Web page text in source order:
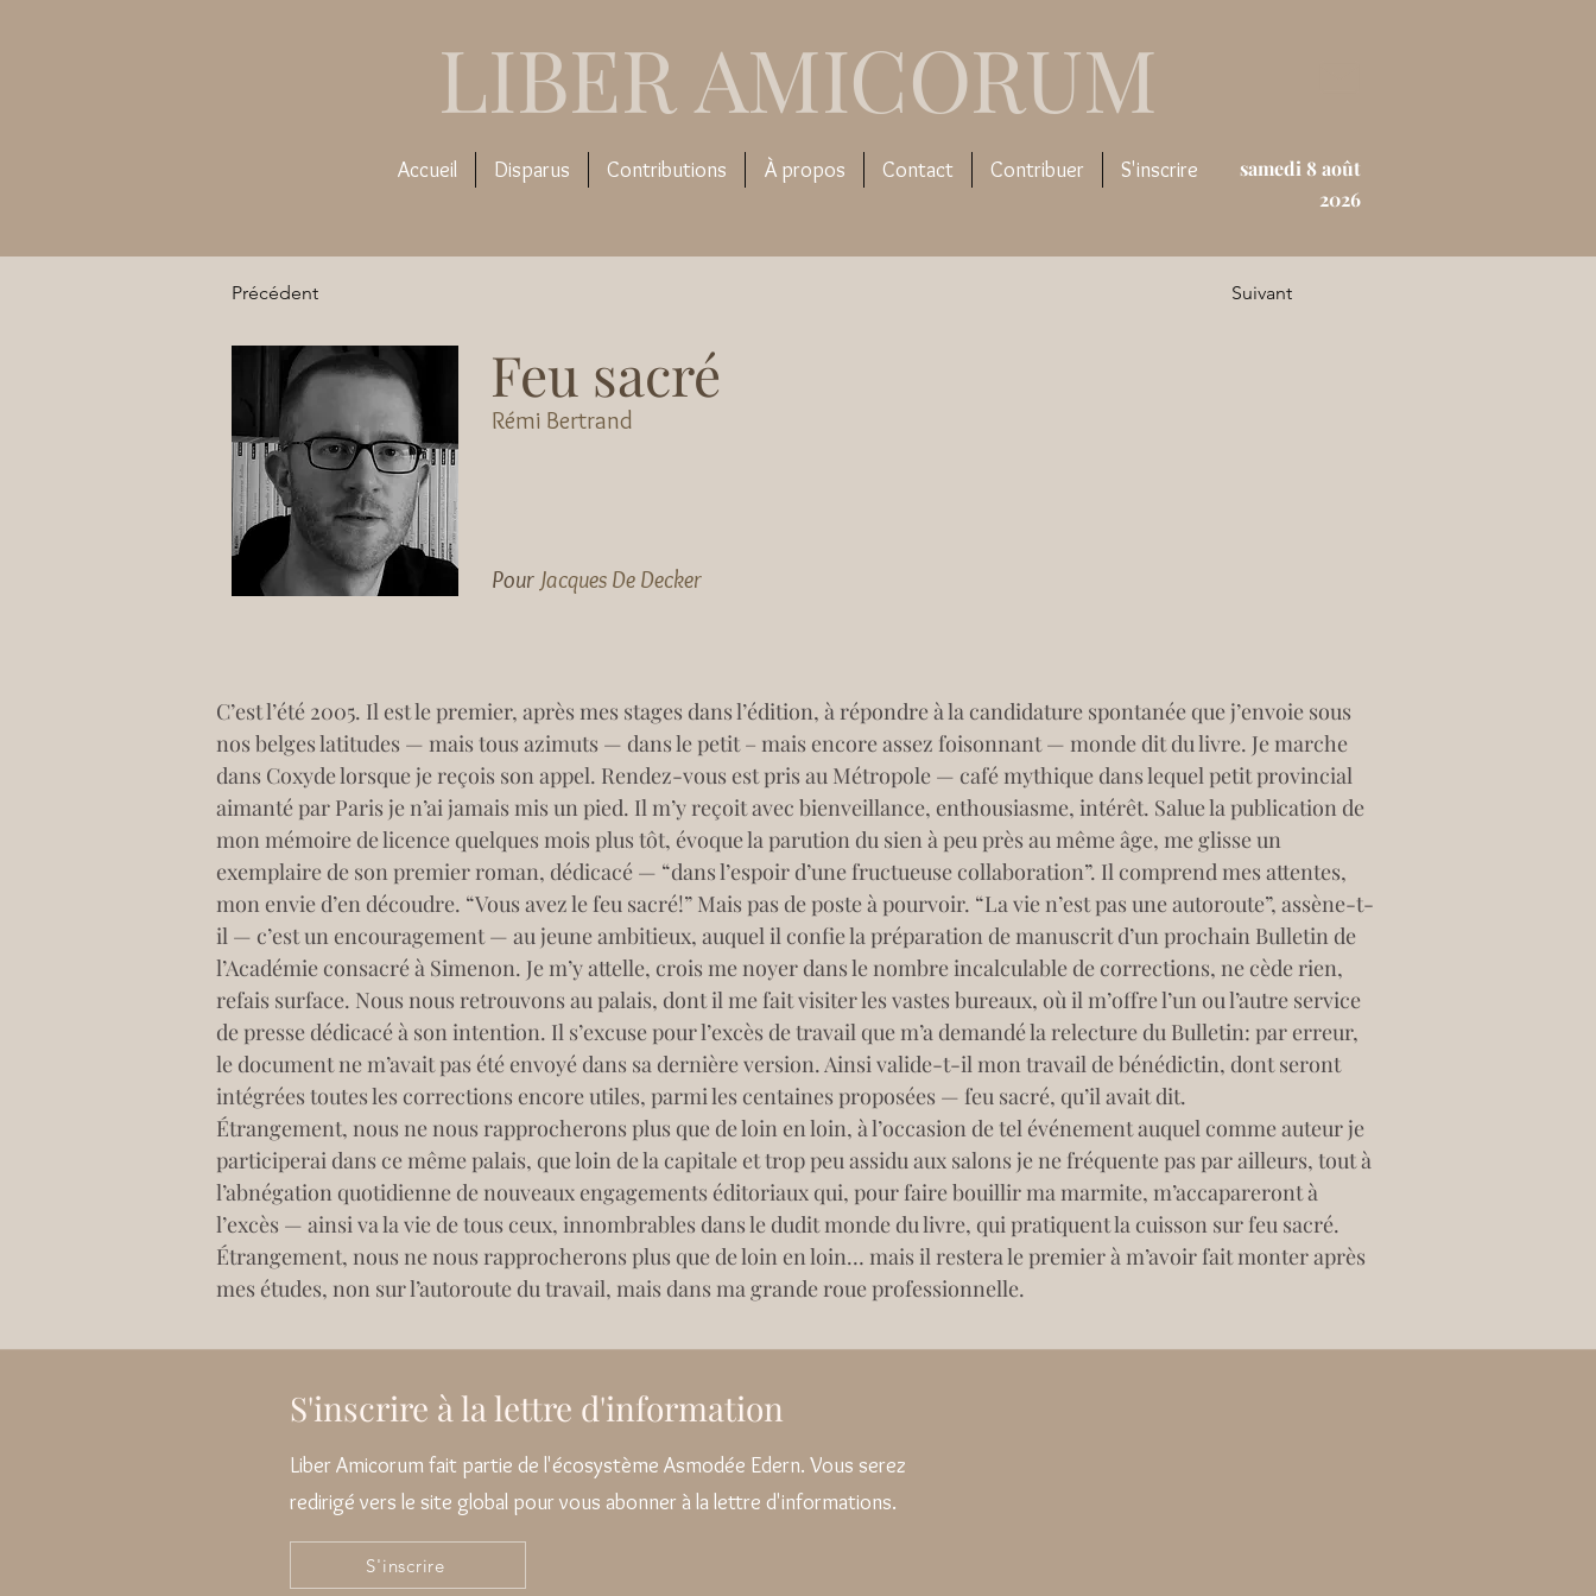
LIBER AMICORUM
Accueil Disparus Contributions À propos Contact Contribuer S'inscrire
samedi 8 août
2026
Précédent Suivant
Feu sacré
Rémi Bertrand
Pour Jacques De Decker
C’est l’été 2005. Il est le premier, après mes stages dans l’édition, à répondre à la candidature spontanée que j’envoie sous
nos belges latitudes — mais tous azimuts — dans le petit – mais encore assez foisonnant — monde dit du livre. Je marche
dans Coxyde lorsque je reçois son appel. Rendez-vous est pris au Métropole — café mythique dans lequel petit provincial
aimanté par Paris je n’ai jamais mis un pied. Il m’y reçoit avec bienveillance, enthousiasme, intérêt. Salue la publication de
mon mémoire de licence quelques mois plus tôt, évoque la parution du sien à peu près au même âge, me glisse un
exemplaire de son premier roman, dédicacé — “dans l’espoir d’une fructueuse collaboration”. Il comprend mes attentes,
mon envie d’en découdre. “Vous avez le feu sacré!” Mais pas de poste à pourvoir. “La vie n’est pas une autoroute”, assène-t-
il — c’est un encouragement — au jeune ambitieux, auquel il confie la préparation de manuscrit d’un prochain Bulletin de
l’Académie consacré à Simenon. Je m’y attelle, crois me noyer dans le nombre incalculable de corrections, ne cède rien,
refais surface. Nous nous retrouvons au palais, dont il me fait visiter les vastes bureaux, où il m’offre l’un ou l’autre service
de presse dédicacé à son intention. Il s’excuse pour l’excès de travail que m’a demandé la relecture du Bulletin: par erreur,
le document ne m’avait pas été envoyé dans sa dernière version. Ainsi valide-t-il mon travail de bénédictin, dont seront
intégrées toutes les corrections encore utiles, parmi les centaines proposées — feu sacré, qu’il avait dit.
Étrangement, nous ne nous rapprocherons plus que de loin en loin, à l’occasion de tel événement auquel comme auteur je
participerai dans ce même palais, que loin de la capitale et trop peu assidu aux salons je ne fréquente pas par ailleurs, tout à
l’abnégation quotidienne de nouveaux engagements éditoriaux qui, pour faire bouillir ma marmite, m’accapareront à
l’excès — ainsi va la vie de tous ceux, innombrables dans le dudit monde du livre, qui pratiquent la cuisson sur feu sacré.
Étrangement, nous ne nous rapprocherons plus que de loin en loin… mais il restera le premier à m’avoir fait monter après
mes études, non sur l’autoroute du travail, mais dans ma grande roue professionnelle.
S'inscrire à la lettre d'information
Liber Amicorum fait partie de l'écosystème Asmodée Edern. Vous serez
redirigé vers le site global pour vous abonner à la lettre d'informations.
S'inscrire